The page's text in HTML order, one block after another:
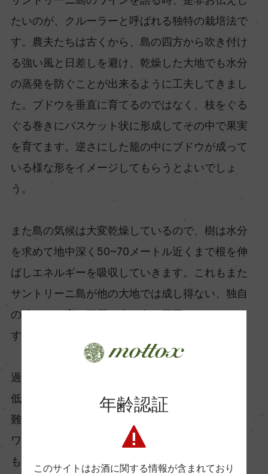
たいのが、クルーラーと呼ばれる独特の栽培法で
す。農夫たちは古くから、島の四方から吹き付け
る強い風と日差しを避け、乾燥した大地でも水分
の蒸発を防ぐことが出来るように工夫してきまし
た。ブドウを垂直に育てるのではなく、枝をぐる
ぐる巻きにバスケット状に形成してその中で果実
を育てます。逆さにした籠の中にブドウが成って
いる様な形をイメージしてもらうとよいでしょ
う。
また島の気候は大変乾燥しているので、樹は水分
を求めて地中深く50~70メートル近くまで根を伸
ばしエネルギーを吸収していきます。これもまた
サントリーニ島が他の大地では成し得ない、独自
の味わいと高い酒質を生み出す要因となっていま
す。
過酷な環境下のブドウ栽培により収穫高は極端に
低く、サントリーニ産のワインは世界でも入手困
難なワインの１つ。遠く離れた日本でこの希少な
ワインが手に入ることは、一ワインファンとして
もとても嬉しく思います。
年齢認証
このサイトはお酒に関する情報が含まれており